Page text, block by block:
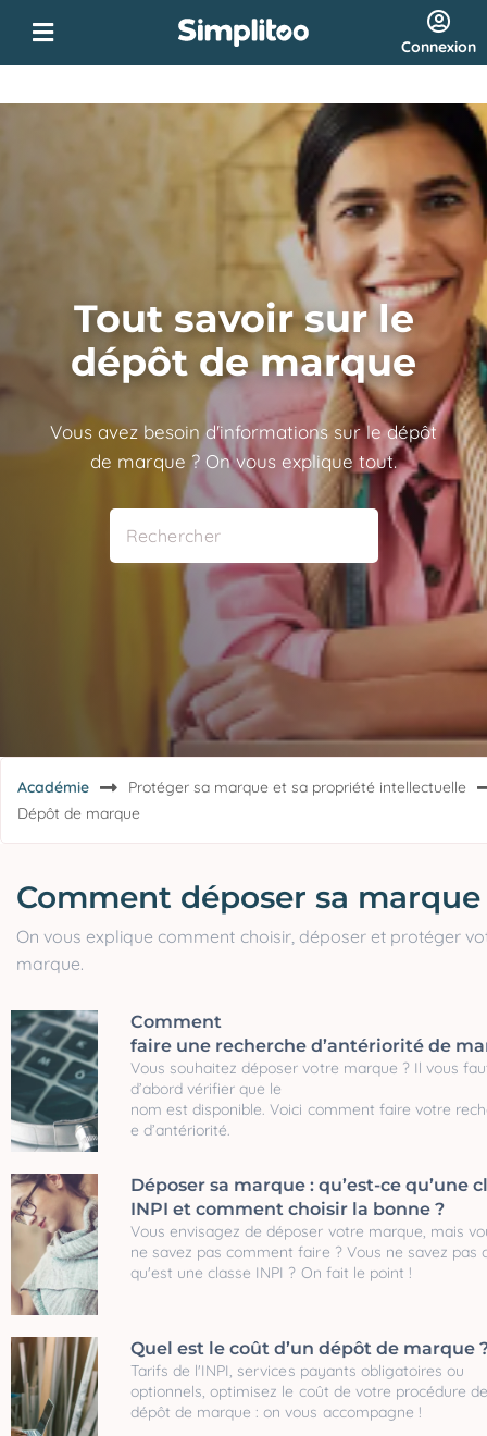
Connexion
Tout savoir sur le
dépôt de marque
Vous avez besoin d'informations sur le dépôt
de marque ? On vous explique tout.
Académie
Protéger sa marque et sa propriété intellectuelle
Dépôt de marque
Comment déposer sa marque
On vous explique comment choisir, déposer et protéger
marque.
Comment
faire une recherche d’antériorité de
Vous souhaitez déposer votre marque ? Il vous
d’abord vérifier que le
nom est disponible. Voici comment faire votre
e d’antériorité.
Déposer sa marque : qu’est-ce qu’une
INPI et comment choisir la bonne ?
Vous envisagez de déposer votre marque, mais
ne savez pas comment faire ? Vous ne savez pas
qu'est une classe INPI ? On fait le point !
Quel est le coût d’un dépôt de marque
Tarifs de l'INPI, services payants obligatoires ou
optionnels, optimisez le coût de votre procédure
dépôt de marque : on vous accompagne !